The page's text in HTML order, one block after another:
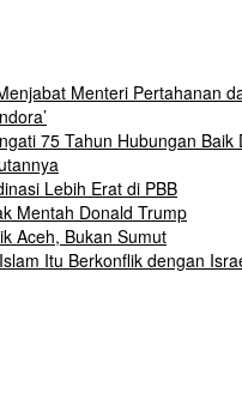
Menteri Pertahanan
75 Tahun Hubungan Baik
Lebih Erat di PBB
Mentah Donald Trump
Aceh, Bukan Sumut
Itu Berkonflik dengan